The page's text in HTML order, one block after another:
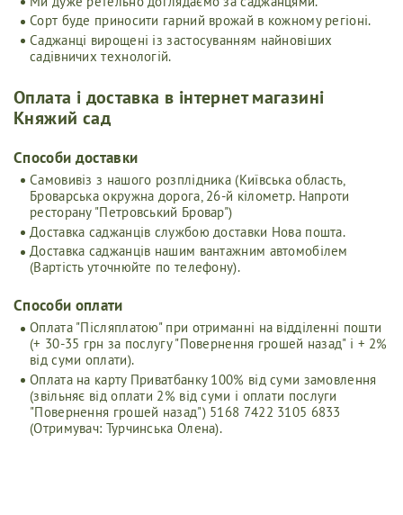
Сорт буде приносити гарний врожай в кожному регіоні.
Саджанці вирощені із застосуванням найновіших
садівничих технологій.
Оплата і доставка в інтернет магазині
Княжий сад
Cпособи доставки
Самовивіз з нашого розплідника (Київська область,
Броварська окружна дорога, 26-й кілометр. Напроти
ресторану "Петровський Бровар")
Доставка саджанців службою доставки Нова пошта.
Доставка саджанців нашим вантажним автомобілем
(Вартість уточнюйте по телефону).
Способи оплати
Оплата "Післяплатою" при отриманні на відділенні пошти
(+ 30-35 грн за послугу "Повернення грошей назад" і + 2%
від суми оплати).
Оплата на карту Приватбанку 100% від суми замовлення
(звільняє від оплати 2% від суми і оплати послуги
"Повернення грошей назад") 5168 7422 3105 6833
(Отримувач: Турчинська Олена).